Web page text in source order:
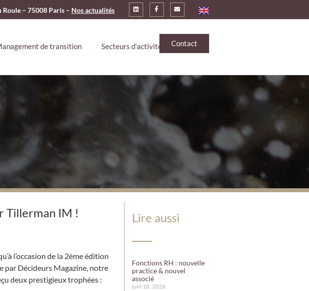
– 75008 Paris – Nos actualités
de transition Secteurs d’activité Contact
Tillerman IM !
l’occasion de la 2ème édition
par Décideurs Magazine, notre
deux prestigieux trophées :
Lire aussi
Fonctions RH : nouvelle
practice & nouvel
associé
juin 18, 2026